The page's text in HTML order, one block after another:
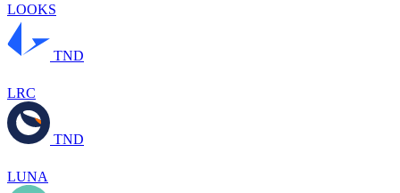
LOOKS
TND
LRC
TND
LUNA